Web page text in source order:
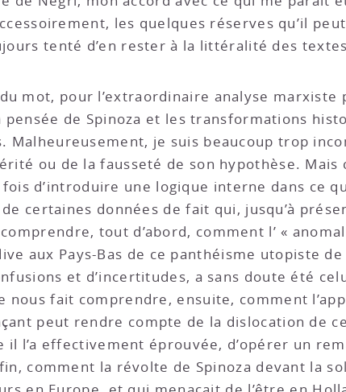
les quelques réserves qu’il
tenté d’en rester à la littéralité des
mot, pour l’extraordinaire analyse marxiste
de Spinoza et les transformations
je suis beaucoup trop
ou de la fausseté de son hypothèse. Mais
d’introduire une logique interne dans ce
certaines données de fait qui, jusqu’à
tout d’abord, comment l’ «
aux Pays-Bas de ce panthéisme utopiste
et d’incertitudes, a sans doute été
nous fait comprendre, ensuite, comment
peut rendre compte de la dislocation de
l’a effectivement éprouvée, d’opérer un
comment la révolte de Spinoza devant la